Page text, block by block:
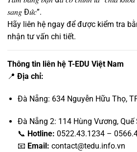
𝑠𝑎𝑛𝑔 Đ𝑢̛́𝑐”.
Hãy liên hệ ngay để được kiểm tra
nhận tư vấn chi tiết.
Thông tin liên hệ T-EDU Việt Nam
📍 Địa chỉ:
Đà Nẵng: 634 Nguyễn Hữu Thọ,
Đà Nẵng 2: 114 Hùng Vương, Quế
📞 Hotline: 0522.43.1234 –
📧 Email: contact@tedu.info.vn